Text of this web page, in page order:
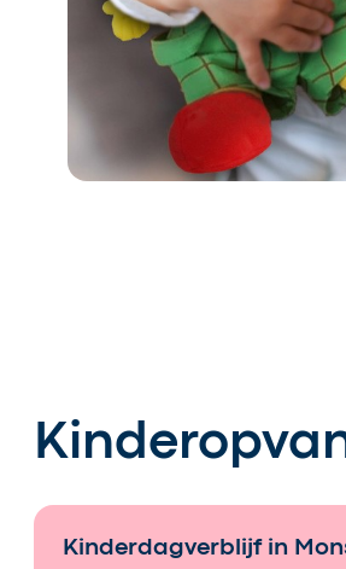
Kinderdagverblijf in